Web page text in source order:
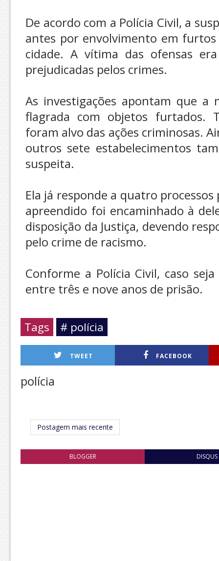
De acordo com a Polícia Civil, a
antes por envolvimento em
cidade. A vítima das ofensas
prejudicadas pelos crimes.
As investigações apontam que
flagrada com objetos furtados.
foram alvo das ações criminosas.
outros sete estabelecimentos
suspeita.
Ela já responde a quatro
apreendido foi encaminhado à
disposição da Justiça, devendo
pelo crime de racismo.
Conforme a Polícia Civil, caso
entre três e nove anos de prisão.
Tags # polícia
TWEET FACEBOOK
polícia
Postagem mais recente
BLOGGER DISQUS